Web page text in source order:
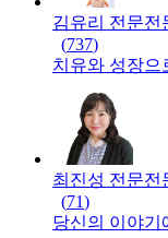
김유리 전문전
(737)
치유와 성장으
최진성 전문전
(71)
당신의 이야기